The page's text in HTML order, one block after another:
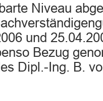
Niveau
und
Bezug
Dipl.-Ing. B.